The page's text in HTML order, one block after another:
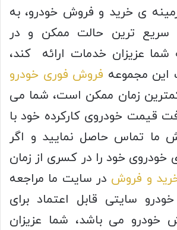
ی خرید و فروش خودرو، به
سریع ترین حالت ممکن و در
شما عزیزان خدمات ارائه کند،
این مجموعه فروش فوری خودرو
زمان ممکن است، شما می
قیمت خودروی کارکرده خود با
ما تماس حاصل نمایید و اگر
خود را در کسری از زمان
و فروش در سایت ما مراجعه
سایتی قابل اعتماد برای
خودرو می باشد، شما عزیزان